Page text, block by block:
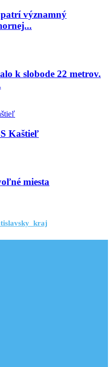
významný
k slobode 22 metrov.
Kaštieľ
miesta